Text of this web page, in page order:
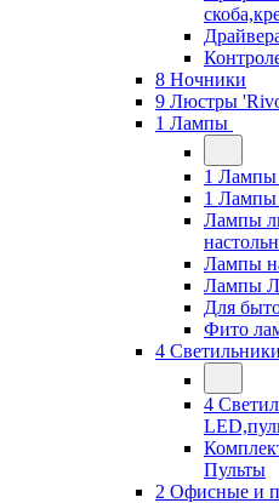
8 Ночники
9 Люстры
1 Лампы
1 Лампы
1 Лампы
Лампы
Лампы
Лампы
Для
Фито
4
4
Пульты
2 Офисные и